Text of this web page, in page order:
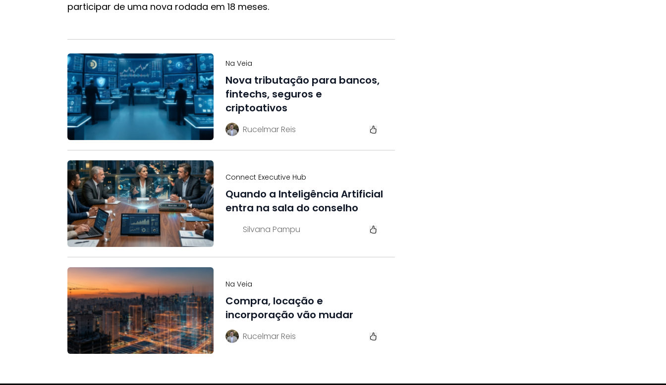
participar de uma nova rodada em 18 meses.
Na Veia
Nova tributação para bancos,
fintechs, seguros e
criptoativos
Rucelmar Reis
Connect Executive Hub
Quando a Inteligência Artificial
entra na sala do conselho
Silvana Pampu
Na Veia
Compra, locação e
incorporação vão mudar
Rucelmar Reis